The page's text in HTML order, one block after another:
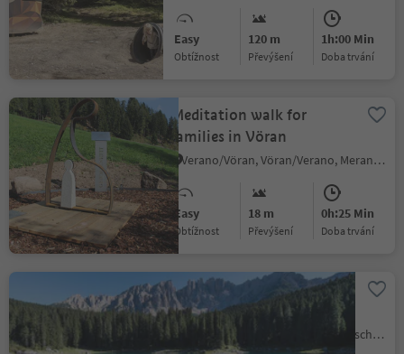
Easy
Obtížnost
120 m
Převýšení
1h:00 Min
doba trvání
Meditation walk for
families in Vöran
Verano/Vöran, Vöran/Verano, Meran/Merano and environs
Easy
Obtížnost
18 m
Převýšení
0h:25 Min
doba trvání
Short round at Lake
Carezza
Nova Levante/Welschnofen, Welschnofen/Nova Levante, Dolomites Region Eggental